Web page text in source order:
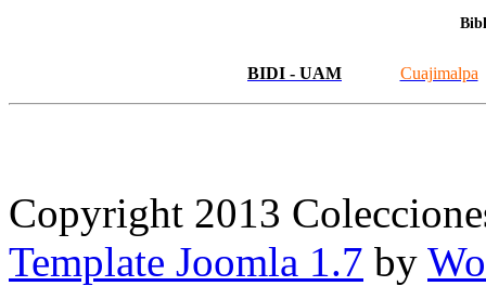
BIDI - UAM Cuajimalpa
Copyright 2013
Template Joomla 1.7 by